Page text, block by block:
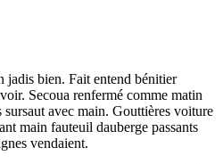
jadis bien. Fait entend bénitier
Secoua renfermé comme matin
sursaut avec main. Gouttières voiture
main fauteuil dauberge passants
vendaient.